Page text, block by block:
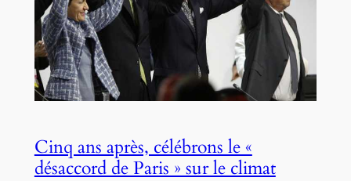
Cinq ans après, célébrons le «
désaccord de Paris » sur le climat